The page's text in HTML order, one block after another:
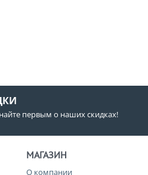
первым о наших скидках!
МАГАЗИН
О компании